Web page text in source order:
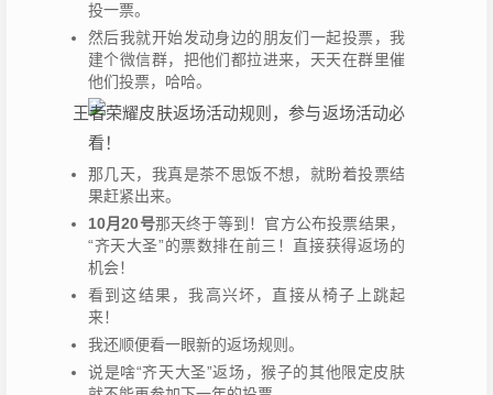
投一票。
然后我就开始发动身边的朋友们一起投票，我
建个微信群，把他们都拉进来，天天在群里催
他们投票，哈哈。
那几天，我真是茶不思饭不想，就盼着投票结
果赶紧出来。
10月20号那天终于等到！官方公布投票结果，
“齐天大圣”的票数排在前三！直接获得返场的
机会！
看到这结果，我高兴坏，直接从椅子上跳起
来！
我还顺便看一眼新的返场规则。
说是啥“齐天大圣”返场，猴子的其他限定皮肤